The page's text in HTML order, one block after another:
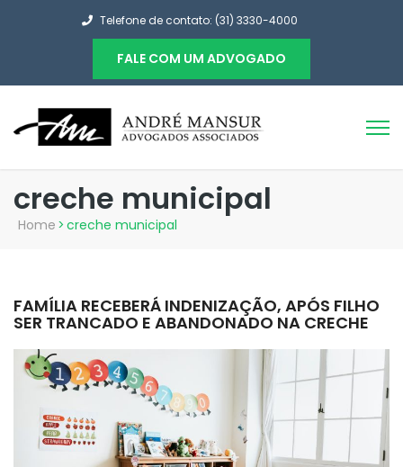
Telefone de contato: (31) 3330-4000
FALE COM UM ADVOGADO
creche municipal
Home > creche municipal
FAMÍLIA RECEBERÁ INDENIZAÇÃO, APÓS FILHO
SER TRANCADO E ABANDONADO NA CRECHE